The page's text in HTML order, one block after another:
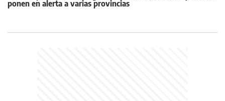
ponen en alerta a varias provincias